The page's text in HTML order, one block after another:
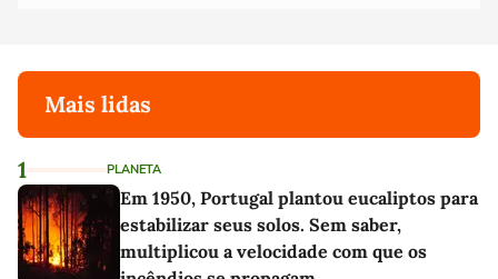
Mais lidas
1 PLANETA
Em 1950, Portugal plantou eucaliptos para
estabilizar seus solos. Sem saber,
multiplicou a velocidade com que os